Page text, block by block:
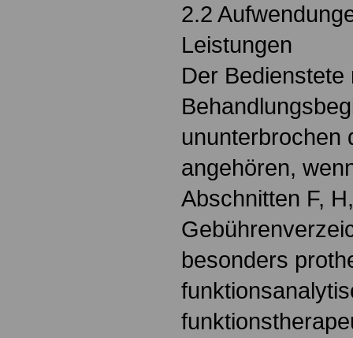
2.2
Leistungen
Der Bedienstete
ununterbrochen
angehören,
Abschnitten F,
besonders